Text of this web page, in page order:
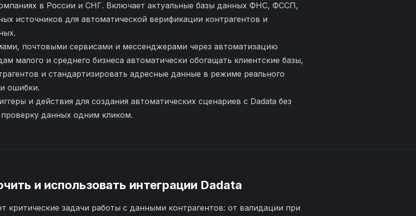
в России и СНГ. Включает актуальные базы данных ФНС, ФССП,
источников для автоматической верификации контрагентов и
почтовыми сервисами и мессенджерами через автоматизацию
малого и среднего бизнеса автоматически обогащать клиентские базы,
и стандартизировать адресные данные в режиме реального
ошибки.
и действия для создания автоматических сценариев с Dadata без
данных одним кликом.
и использовать интеграции Dadata
критические задачи работы с данными контрагентов: от валидации при